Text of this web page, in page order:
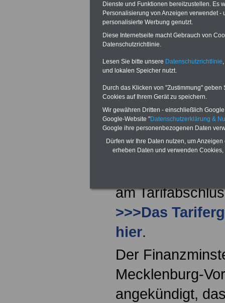
01.08.2011
nicht nach
vollzieht.
Tarifergebnis
und 2023
Für die
Ausnahme
Anhebung der
am
>>>Das
hier.
Der
Mecklenburg-
angekündigt,
Dienste und Funktionen bereitzustellen. Es
Personalisierung von Anzeigen verwendet
personalisierte Werbung genutzt.
Diese Internetseite macht Gebrauch von
Datenschutzrichtlinie.
Lesen Sie bitte unsere Datenschutzrichtlinie
und lokalen Speicher nutzt.
Durch das Klicken von "Zustimmung"
Cookies auf Ihrem Gerät zu speichern.
Wir gewähren Dritten - einschließlich
Google-Website "Datenschutzerklärung &
Google ihre personenbezogenen Daten
Dürfen wir Ihre Daten nutzen, um
erheben Daten und verwenden